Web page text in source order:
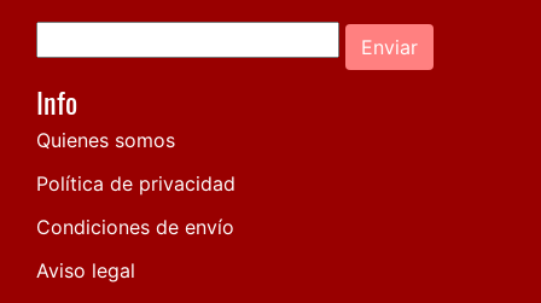
Enviar
Info
Quienes somos
Política de privacidad
Condiciones de envío
Aviso legal